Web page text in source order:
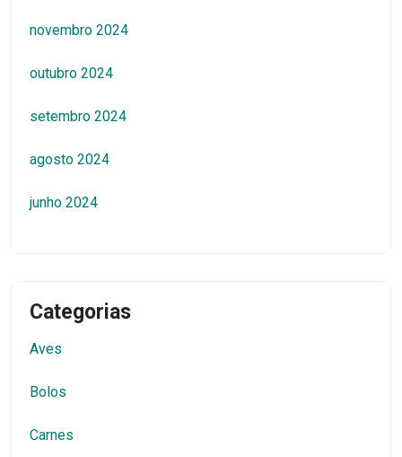
novembro 2024
outubro 2024
setembro 2024
agosto 2024
junho 2024
Categorias
Aves
Bolos
Carnes